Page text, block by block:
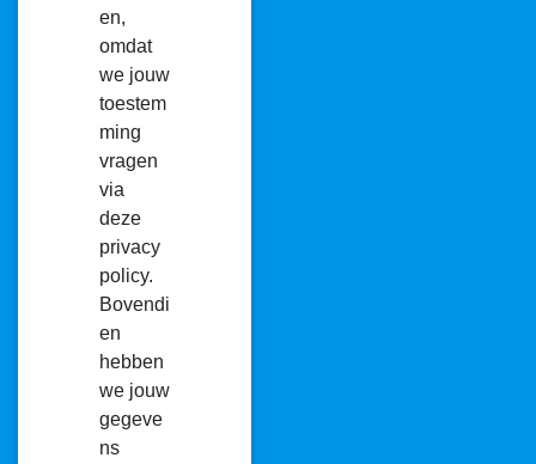
en,
omdat
we jouw
toestem
ming
vragen
via
deze
privacy
policy.
Bovendi
en
hebben
we jouw
gegeve
ns